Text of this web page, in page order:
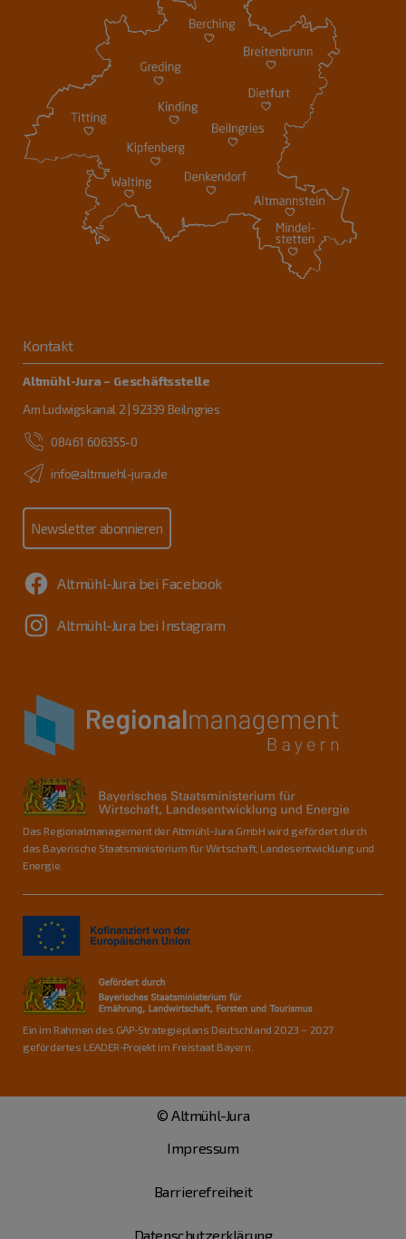
Kontakt
Altmühl-Jura – Geschäftsstelle
Am Ludwigskanal 2 | 92339 Beilngries
08461 606355-0
info@altmuehl-jura.de
Newsletter abonnieren
Altmühl-Jura bei Facebook
Altmühl-Jura bei Instagram
Das Regionalmanagement der Altmühl-Jura GmbH wird gefördert durch
das Bayerische Staatsministerium für Wirtschaft, Landesentwicklung und
Energie.
Ein im Rahmen des GAP-Strategieplans Deutschland 2023 – 2027
gefördertes LEADER-Projekt im Freistaat Bayern.
© Altmühl-Jura
Impressum
Barrierefreiheit
Datenschutzerklärung